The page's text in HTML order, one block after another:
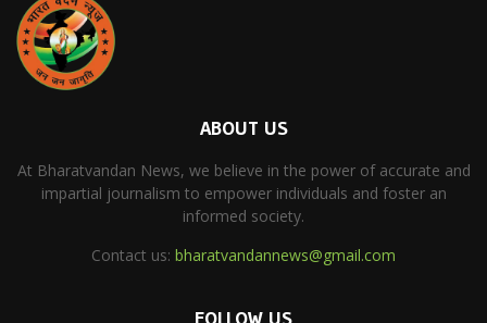
ABOUT US
At Bharatvandan News, we believe in the power of accurate and
impartial journalism to empower individuals and foster an
informed society.
Contact us: bharatvandannews@gmail.com